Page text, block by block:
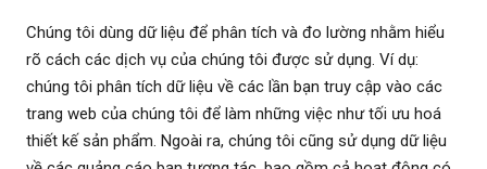
Chúng tôi dùng dữ liệu để phân tích và đo lường nhằm hiểu
rõ cách các dịch vụ của chúng tôi được sử dụng. Ví dụ:
chúng tôi phân tích dữ liệu về các lần bạn truy cập vào các
trang web của chúng tôi để làm những việc như tối ưu hoá
thiết kế sản phẩm. Ngoài ra, chúng tôi cũng sử dụng dữ liệu